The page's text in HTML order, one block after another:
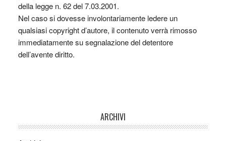
della legge n. 62 del 7.03.2001.
Nel caso si dovesse involontariamente ledere un
qualsiasi copyright d’autore, il contenuto verrà rimosso
immediatamente su segnalazione del detentore
dell’avente diritto.
ARCHIVI